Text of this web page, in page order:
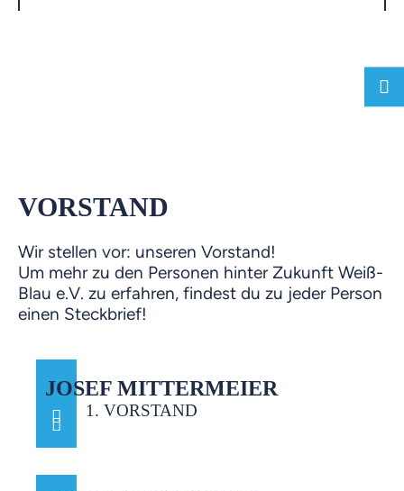
VORSTAND
Wir stellen vor: unseren Vorstand!
Um mehr zu den Personen hinter Zukunft Weiß-
Blau e.V. zu erfahren, findest du zu jeder Person
einen Steckbrief!
JOSEF MITTERMEIER
1. VORSTAND